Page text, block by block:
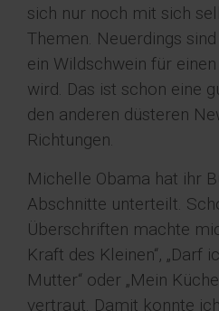
sich nur noch mit sich
Themen. Neuerdings
ein Wildschwein für
wird. Das ist schon eine
den anderen düsteren
Richtungen.
Michelle Obama hat ihr
Abschnitte unterteilt.
Überschriften machte
Kraft des Kleinen“, „Darf
Mutter“ oder „Mein
vertraut. Damit konnte